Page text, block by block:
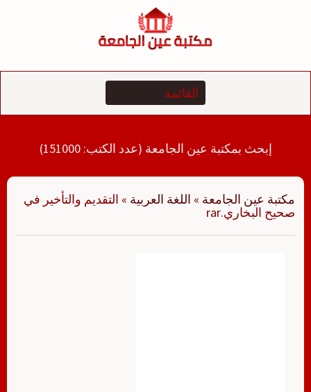
إبحث بمكتبة عين الجامعة (عدد الكتب: 151000)
مكتبة عين الجامعة » اللغة العربية » التقديم والتأخير في
صحيح البخاري.rar